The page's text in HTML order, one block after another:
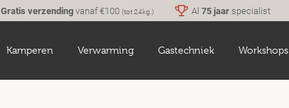
Gratis verzendingvanaf €100 (tot 24kg.) Al 75 jaarspecialist
Kamperen Verwarming Gastechniek Workshops